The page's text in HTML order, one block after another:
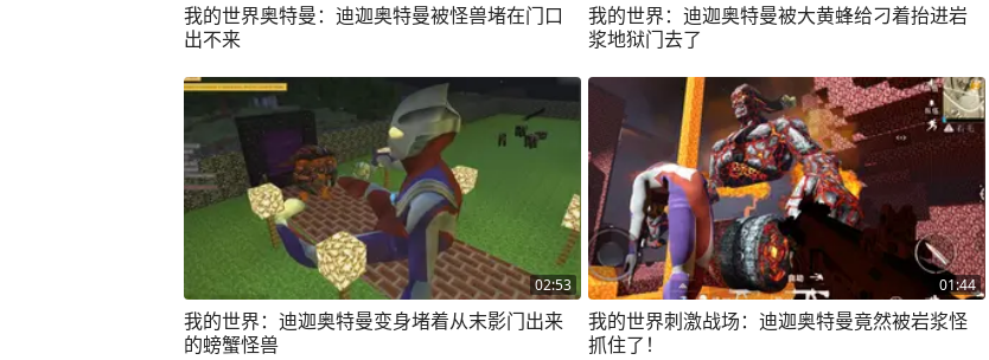
我的世界奥特曼：迪迦奥特曼被怪兽堵在门口
出不来
我的世界：迪迦奥特曼被大黄蜂给刁着抬进岩
浆地狱门去了
02:53
我的世界：迪迦奥特曼变身堵着从末影门出来
的螃蟹怪兽
01:44
我的世界刺激战场：迪迦奥特曼竟然被岩浆怪
抓住了！